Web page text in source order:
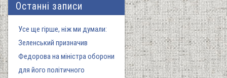
Останні записи
Усе ще гірше, ніж ми думали:
Зеленський призначив
Федорова на міністра оборони
для його політичного